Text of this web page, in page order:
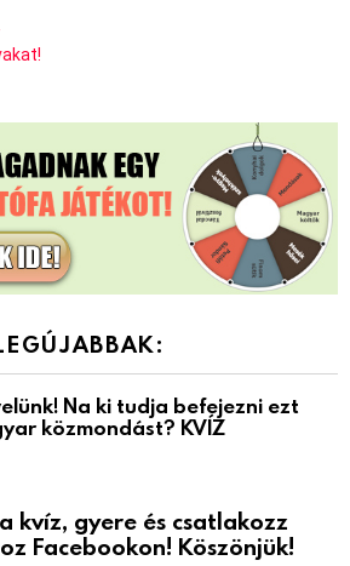
Na ki tudja befejezni ezt
közmondást? KVÍZ
kvíz, gyere és csatlakozz
Facebookon! Köszönjük!